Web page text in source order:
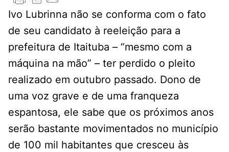
Ivo Lubrinna não se conforma com o fato
de seu candidato à reeleição para a
prefeitura de Itaituba – “mesmo com a
máquina na mão” – ter perdido o pleito
realizado em outubro passado. Dono de
uma voz grave e de uma franqueza
espantosa, ele sabe que os próximos anos
serão bastante movimentados no município
de 100 mil habitantes que cresceu às